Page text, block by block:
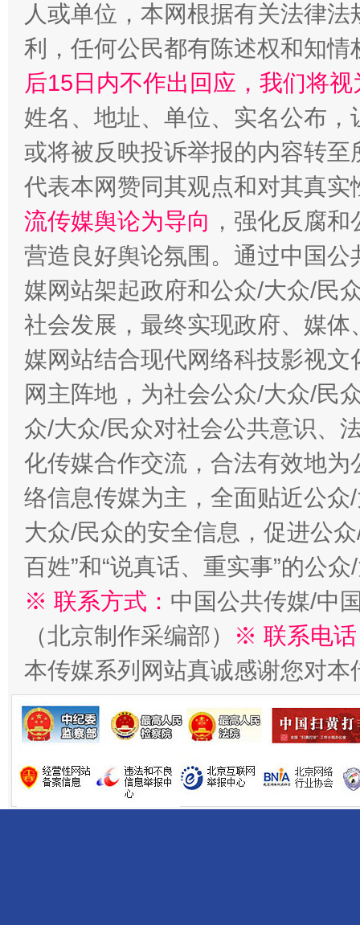
完善运行机制助力责任有效落实 一纸欠
千年窑火 生生不息
人或单位，本网根据有关法律
利，任何公民都有陈述权和知情
后15日内不作出回应，我们将
姓名、地址、单位、实名公布
或将被反映投诉举报的内容转
代表本网赞同其观点和对其真实
流传媒舆论为导向 ，强化反腐
营造良好舆论氛围。通过中国
媒网站架起政府和公众/大众/民
社会发展，最终实现政府、媒
媒网站结合现代网络科技影视
网主阵地，为社会公众/大众/民
众/大众/民众对社会公共意识、
化传媒合作交流，合法有效地
络信息传媒为主，全面贴近公
大众/民众的安全信息，促进公
百姓”和“说真话、重实事”的公
※ 联系方式： 中国公共传媒/中
（北京制作采编部）
※ 联系电
本传媒系列网站真诚感谢您对